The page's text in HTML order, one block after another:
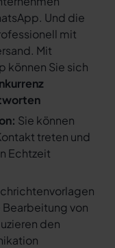
Und die
mit
Mit
können Sie sich
Sie können
treten und
Echtzeit
von
den